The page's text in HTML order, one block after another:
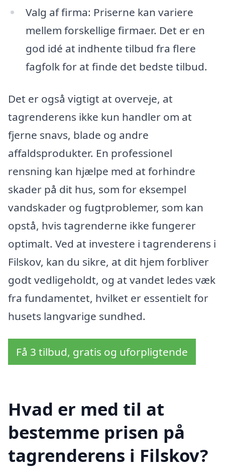
Valg af firma: Priserne kan variere
mellem forskellige firmaer. Det er en
god idé at indhente tilbud fra flere
fagfolk for at finde det bedste tilbud.
Det er også vigtigt at overveje, at
tagrenderens ikke kun handler om at
fjerne snavs, blade og andre
affaldsprodukter. En professionel
rensning kan hjælpe med at forhindre
skader på dit hus, som for eksempel
vandskader og fugtproblemer, som kan
opstå, hvis tagrenderne ikke fungerer
optimalt. Ved at investere i tagrenderens i
Filskov, kan du sikre, at dit hjem forbliver
godt vedligeholdt, og at vandet ledes væk
fra fundamentet, hvilket er essentielt for
husets langvarige sundhed.
Få 3 tilbud, gratis og uforpligtende
Hvad er med til at
bestemme prisen på
tagrenderens i Filskov?